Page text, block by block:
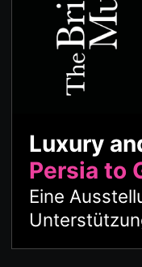
Luxury
Persia to
Eine